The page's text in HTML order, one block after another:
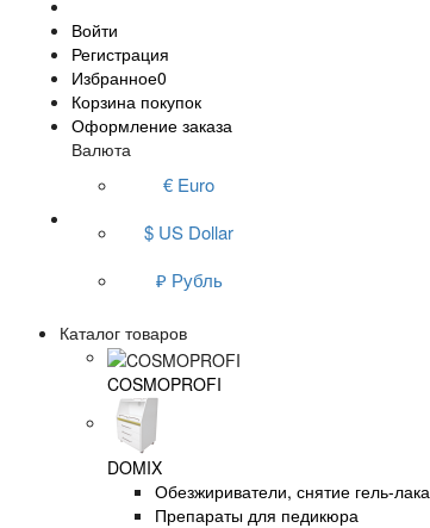
Войти
Регистрация
Избранное0
Корзина покупок
Оформление заказа
Валюта
€ Euro
$ US Dollar
₽ Рубль
Каталог товаров
COSMOPROFI
DOMIX
Обезжириватели, снятие гель-лака
Препараты для педикюра